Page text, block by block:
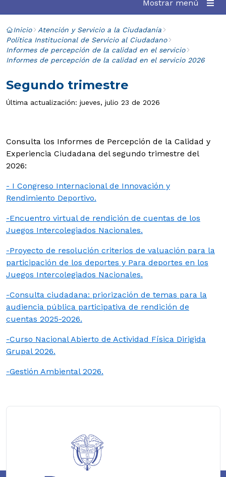
Mostrar menú
Inicio
Atención y Servicio a la Ciudadanía
Política Institucional de Servicio al Ciudadano
Informes de percepción de la calidad en el servicio
Informes de percepción de la calidad en el servicio 2026
Segundo trimestre
Última actualización: jueves, julio 23 de 2026
Consulta los Informes de Percepción de la Calidad y
Experiencia Ciudadana del segundo trimestre del
2026:
- I Congreso Internacional de Innovación y
Rendimiento Deportivo.
-Encuentro virtual de rendición de cuentas de los
Juegos Intercolegiados Nacionales.
-Proyecto de resolución criterios de valuación para la
participación de los deportes y Para deportes en los
Juegos Intercolegiados Nacionales.
-Consulta ciudadana: priorización de temas para la
audiencia pública participativa de rendición de
cuentas 2025-2026.
-Curso Nacional Abierto de Actividad Física Dirigida
Grupal 2026.
-Gestión Ambiental 2026.